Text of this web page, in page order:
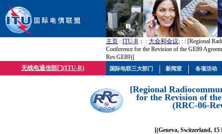
主页 : ITU-R ； : 大会和会议; : : [Regional
Conference for the Revision of the GE89
Rev.GE89)]
无线电通信部门(ITU-R)
[Regional
for the Revision of
(RRC-06-
[(Geneva, Switzerland, 15
国际电联三大部门 新闻室 各项活动